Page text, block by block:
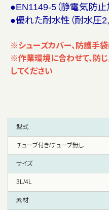
●EN1149-5（静電気防止
●優れた耐水性（耐水圧
※シューズカバー、防護手
※作業環境に合わせて、防
してください
型式
チューブ付き/チューブ無し
サイズ
3L/4L
素材